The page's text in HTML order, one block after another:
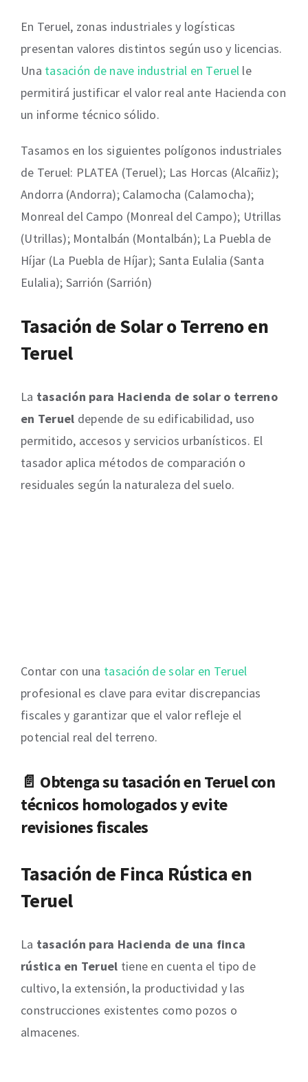
En Teruel, zonas industriales y logísticas
presentan valores distintos según uso y licencias.
Una tasación de nave industrial en Teruel le
permitirá justificar el valor real ante Hacienda con
un informe técnico sólido.
Tasamos en los siguientes polígonos industriales
de Teruel: PLATEA (Teruel); Las Horcas (Alcañiz);
Andorra (Andorra); Calamocha (Calamocha);
Monreal del Campo (Monreal del Campo); Utrillas
(Utrillas); Montalbán (Montalbán); La Puebla de
Híjar (La Puebla de Híjar); Santa Eulalia (Santa
Eulalia); Sarrión (Sarrión)
Tasación de Solar o Terreno en
Teruel
La tasación para Hacienda de solar o terreno
en Teruel depende de su edificabilidad, uso
permitido, accesos y servicios urbanísticos. El
tasador aplica métodos de comparación o
residuales según la naturaleza del suelo.
Contar con una tasación de solar en Teruel
profesional es clave para evitar discrepancias
fiscales y garantizar que el valor refleje el
potencial real del terreno.
📄 Obtenga sutasación en Teruelcon
técnicos homologados y evite
revisiones fiscales
Tasación de Finca Rústica en
Teruel
La tasación para Hacienda de una finca
rústica en Teruel tiene en cuenta el tipo de
cultivo, la extensión, la productividad y las
construcciones existentes como pozos o
almacenes.